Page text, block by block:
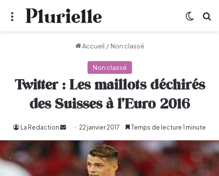
Menu
Accueil / Non classé
Non classé
Twitter : Les maillots déchirés
des Suisses à l’Euro 2016
La Redaction
Envoyer
un
22 janvier 2017 Temps de lecture 1 minute